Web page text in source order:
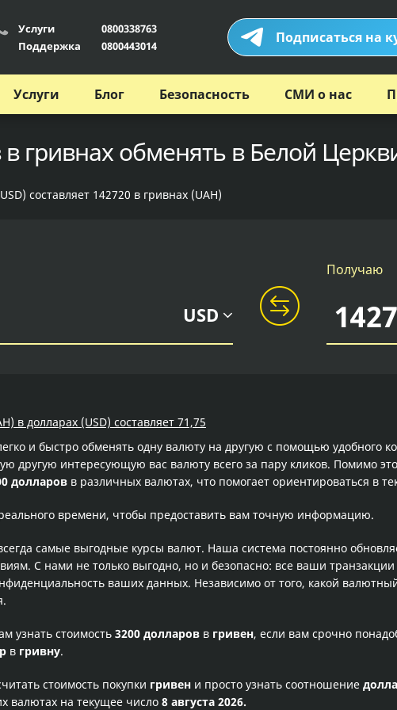
Услуги
0800338763
Поддержка
0800443014 Подписаться на
Услуги Блог Безопасность СМИ о нас
гривнах обменять в Белой
составляет 142720 в гривнах (UAH)
USD
Получаю
в долларах (USD) составляет 71,75
и быстро обменять одну валюту на другую с помощью удобного
другую интересующую вас валюту всего за пару кликов. Помимо
долларов в различных валютах, что помогает ориентироваться в
времени, чтобы предоставить вам точную информацию.
самые выгодные курсы валют. Наша система постоянно
С нами не только выгодно, но и безопасно: все ваши
ваших данных. Независимо от того, какой
узнать стоимость 3200 долларов в гривен, если вам срочно
в гривну.
стоимость покупки гривен и просто узнать соотношение
валютах на текущее число 8 августа 2026.